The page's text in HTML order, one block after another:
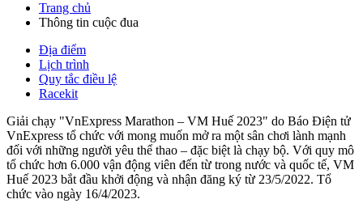
Trang chủ
Thông tin cuộc đua
Địa điểm
Lịch trình
Quy tắc điều lệ
Racekit
Giải chạy "VnExpress Marathon – VM Huế 2023" do Báo Điện tử
VnExpress tổ chức với mong muốn mở ra một sân chơi lành mạnh
đối với những người yêu thể thao – đặc biệt là chạy bộ. Với quy mô
tổ chức hơn 6.000 vận động viên đến từ trong nước và quốc tế, VM
Huế 2023 bắt đầu khởi động và nhận đăng ký từ 23/5/2022. Tổ
chức vào ngày 16/4/2023.